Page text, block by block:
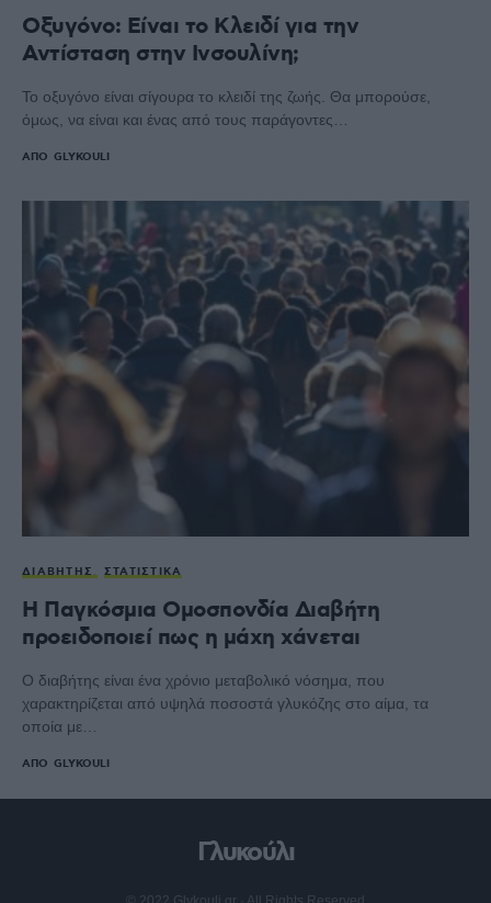
Οξυγόνο: Είναι το Κλειδί για την
Αντίσταση στην Ινσουλίνη;
Το οξυγόνο είναι σίγουρα το κλειδί της ζωής. Θα μπορούσε,
όμως, να είναι και ένας από τους παράγοντες…
ΑΠΌ GLYKOULI
ΔΙΑΒΉΤΗΣ ΣΤΑΤΙΣΤΙΚΆ
Η Παγκόσμια Ομοσπονδία Διαβήτη
προειδοποιεί πως η μάχη χάνεται
Ο διαβήτης είναι ένα χρόνιο μεταβολικό νόσημα, που
χαρακτηρίζεται από υψηλά ποσοστά γλυκόζης στο αίμα, τα
οποία με…
ΑΠΌ GLYKOULI
Γλυκούλι